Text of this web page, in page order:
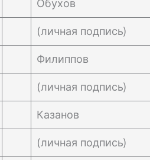
Обухов
(личная подпись)
Филиппов
(личная подпись)
Казанов
(личная подпись)